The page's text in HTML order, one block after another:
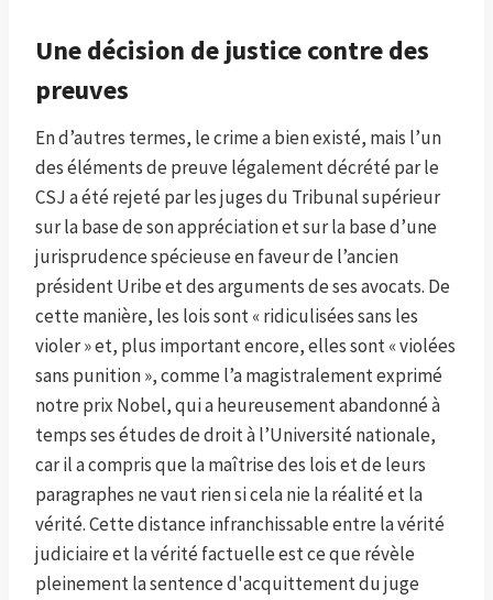
Une décision de justice contre des
preuves
En d’autres termes, le crime a bien existé, mais l’un
des éléments de preuve légalement décrété par le
CSJ a été rejeté par les juges du Tribunal supérieur
sur la base de son appréciation et sur la base d’une
jurisprudence spécieuse en faveur de l’ancien
président Uribe et des arguments de ses avocats. De
cette manière, les lois sont « ridiculisées sans les
violer » et, plus important encore, elles sont « violées
sans punition », comme l’a magistralement exprimé
notre prix Nobel, qui a heureusement abandonné à
temps ses études de droit à l’Université nationale,
car il a compris que la maîtrise des lois et de leurs
paragraphes ne vaut rien si cela nie la réalité et la
vérité. Cette distance infranchissable entre la vérité
judiciaire et la vérité factuelle est ce que révèle
pleinement la sentence d'acquittement du juge